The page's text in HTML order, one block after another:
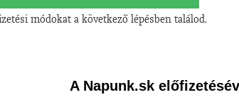
módokat a következő lépésben találod.
A Napunk.sk